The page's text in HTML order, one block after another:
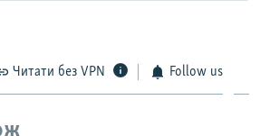
Читати без VPN Follow us